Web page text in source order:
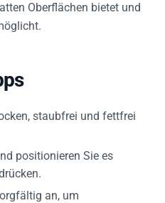
Oberflächen bietet und
staubfrei und fettfrei
positionieren Sie es
an, um